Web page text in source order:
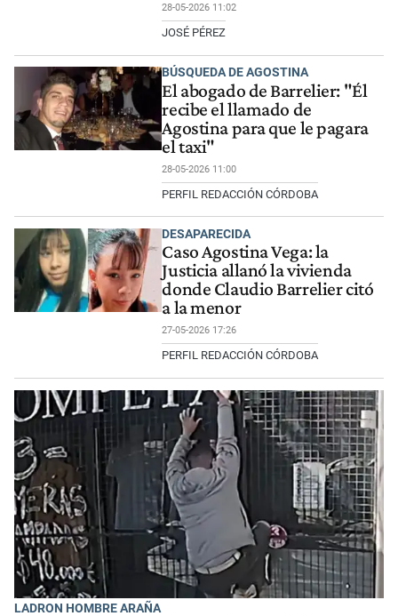
28-05-2026 11:02
JOSÉ PÉREZ
BÚSQUEDA DE AGOSTINA
El abogado de Barrelier: "Él
recibe el llamado de
Agostina para que le pagara
el taxi"
28-05-2026 11:00
PERFIL REDACCIÓN CÓRDOBA
DESAPARECIDA
Caso Agostina Vega: la
Justicia allanó la vivienda
donde Claudio Barrelier citó
a la menor
27-05-2026 17:26
PERFIL REDACCIÓN CÓRDOBA
LADRON HOMBRE ARAÑA